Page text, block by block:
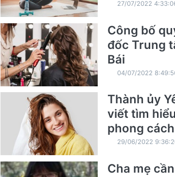
27/07/2022
Công bố
đốc Trung
Bái
04/07/2022
Thành ủy
viết tìm
phong
29/06/2022
Cha mẹ